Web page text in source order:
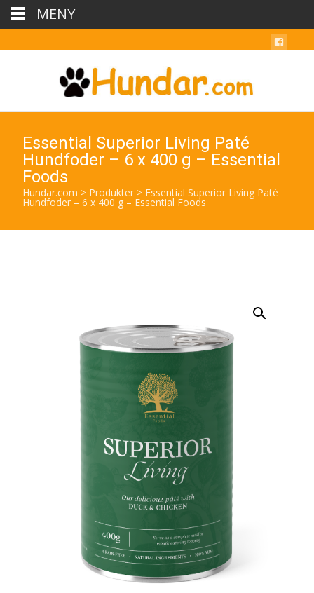
Essential Superior Living Paté
Hundfoder – 6 x 400 g – Essential
Foods
Hundar.com > Produkter > Essential Superior Living Paté
Hundfoder – 6 x 400 g – Essential Foods
MENY